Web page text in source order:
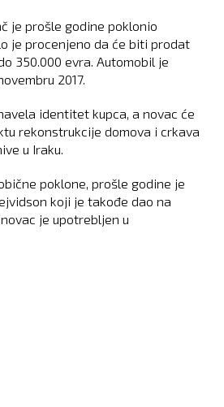
je prošle godine poklonio
je procenjeno da će biti prodat
350.000 evra. Automobil je
2017.
identitet kupca, a novac će
rekonstrukcije domova i crkava
u Iraku.
poklone, prošle godine je
koji je takođe dao na
je upotrebljen u